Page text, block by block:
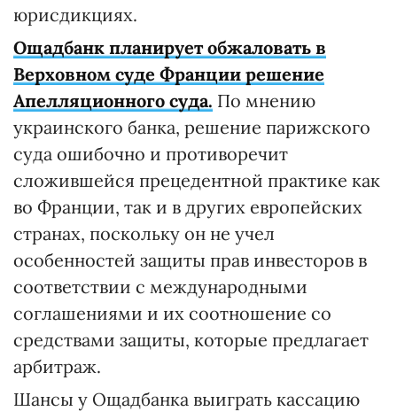
юрисдикциях.
Ощадбанк планирует обжаловать в
Верховном суде Франции решение
Апелляционного суда. По мнению
украинского банка, решение парижского
суда ошибочно и противоречит
сложившейся прецедентной практике как
во Франции, так и в других европейских
странах, поскольку он не учел
особенностей защиты прав инвесторов в
соответствии с международными
соглашениями и их соотношение со
средствами защиты, которые предлагает
арбитраж.
Шансы у Ощадбанка выиграть кассацию